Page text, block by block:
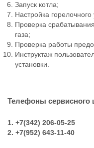
Запуск котла;
Настройка горелочного
Проверка
газа;
Проверка работы
Инструктаж
установки.
Телефоны сервисного
1. +7(342) 206-05-25
2. +7(952) 643-11-40